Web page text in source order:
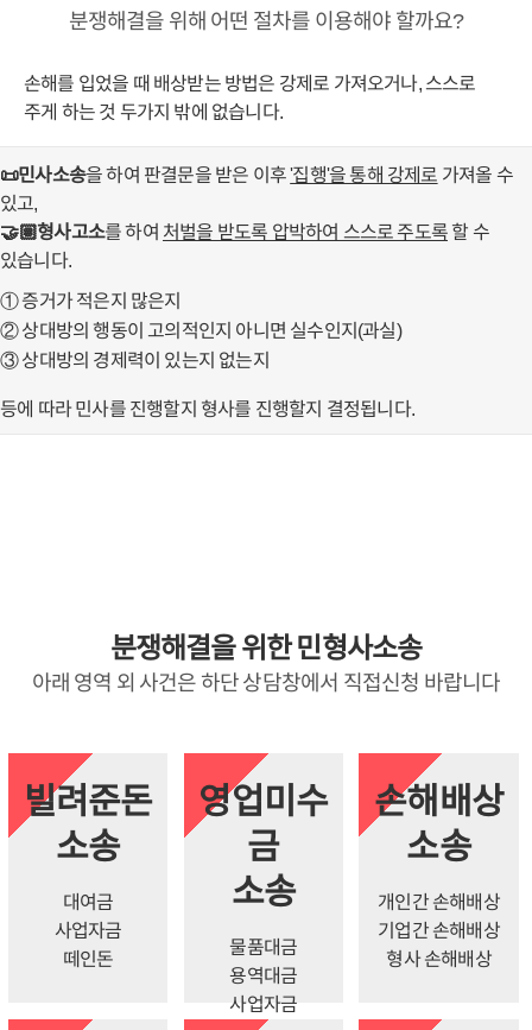
소송 팁
절차
빠른 상담신청
분쟁해결을 위해 어떤 절차를 이용해야 할까요?
손해를 입었을 때 배상받는 방법은 강제로 가져오거나, 스스로
주게 하는 것 두가지 밖에 없습니다.
📜민사소송을 하여 판결문을 받은 이후'집행'을 통해 강제로 가져올 수
있고,
🤝🏽형사고소를 하여 처벌을 받도록 압박하여 스스로 주도록할 수
있습니다.
① 증거가 적은지 많은지
② 상대방의 행동이 고의적인지 아니면 실수인지(과실)
③ 상대방의 경제력이 있는지 없는지
등에 따라 민사를 진행할지 형사를 진행할지 결정됩니다.
분쟁해결을 위한 민형사소송
아래 영역 외 사건은 하단 상담창에서 직접신청 바랍니다
빌려준돈
소송
대여금
사업자금
떼인돈
영업미수
금
소송
물품대금
용역대금
사업자금
손해배상
소송
개인간 손해배상
기업간 손해배상
형사 손해배상